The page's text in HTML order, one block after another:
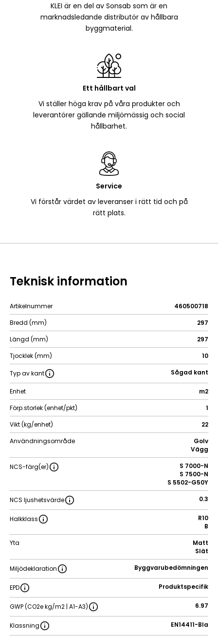
KLEI är en del av Sonsab som är en
marknadsledande distributör av hållbara
byggmaterial.
Ett hållbart val
Vi ställer höga krav på våra produkter och
leverantörer gällande miljömässig och social
hållbarhet.
Service
Vi förstår värdet av leveranser i rätt tid och på
rätt plats.
Teknisk information
Artikelnummer
460500718
Bredd (mm)
297
Längd (mm)
297
Tjocklek (mm)
10
Typ av kant Sågad kant
Enhet
m2
Förp.storlek (enhet/pkt)
1
Vikt (kg/enhet)
22
Användningsområde
Golv
Vägg
NCS-färg(er)
S 7000-N
S 7500-N
S 5502-G50Y
NCS ljushetsvärde 0.3
Halkklass
R10
B
Yta
Matt
Slät
Miljödeklaration Byggvarubedömningen
EPD Produktspecifik
GWP (CO2e kg/m2 | A1-A3) 6.97
Klassning EN14411-BIa